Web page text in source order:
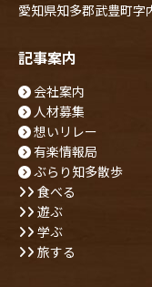
愛知県知多郡武豊町字
記事案内
会社案内
人材募集
想いリレー
有楽情報局
ぶらり知多散歩
食べる
遊ぶ
学ぶ
旅する